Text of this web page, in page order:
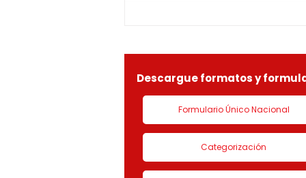
normas concordantes, hace
saber que según ra
Descargue formatos y
Formulario Único Nacional
Categorización